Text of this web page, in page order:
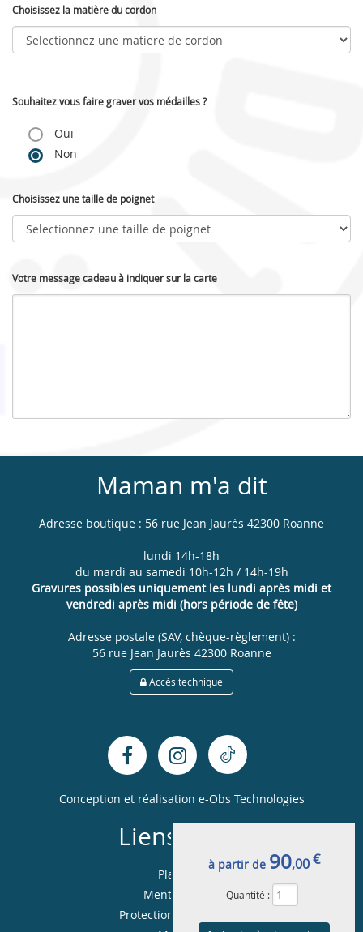
Choisissez la matière du cordon
Souhaitez vous faire graver vos médailles ?
Oui
Non
Choisissez une taille de poignet
Votre message cadeau à indiquer sur la carte
à partir de 90,00€
Quantité :
Maman m'a dit
Adresse boutique : 56 rue Jean Jaurès 42300 Roanne
lundi 14h-18h
du mardi au samedi 10h-12h / 14h-19h
Gravures possibles uniquement les lundi après midi et
vendredi après midi (hors période de fête)
Adresse postale (SAV, chèque-règlement) :
56 rue Jean Jaurès 42300 Roanne
Accès technique
Conception et réalisation e-Obs Technologies
Liens utiles
Plan du site
Mentions légales
Protection de la vie privée